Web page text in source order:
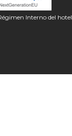
Interno del hotel